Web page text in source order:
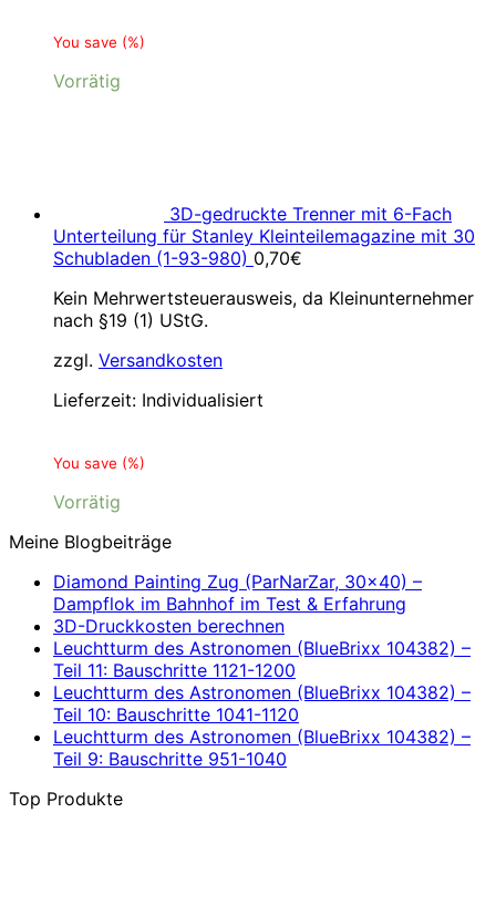
You save (%)
Vorrätig
3D-gedruckte Trenner mit 6-Fach
Unterteilung für Stanley Kleinteilemagazine mit 30
Schubladen (1-93-980) 0,70€
Kein Mehrwertsteuerausweis, da Kleinunternehmer
nach §19 (1) UStG.
zzgl. Versandkosten
Lieferzeit: Individualisiert
You save (%)
Vorrätig
Meine Blogbeiträge
Diamond Painting Zug (ParNarZar, 30×40) –
Dampflok im Bahnhof im Test & Erfahrung
3D-Druckkosten berechnen
Leuchtturm des Astronomen (BlueBrixx 104382) –
Teil 11: Bauschritte 1121-1200
Leuchtturm des Astronomen (BlueBrixx 104382) –
Teil 10: Bauschritte 1041-1120
Leuchtturm des Astronomen (BlueBrixx 104382) –
Teil 9: Bauschritte 951-1040
Top Produkte